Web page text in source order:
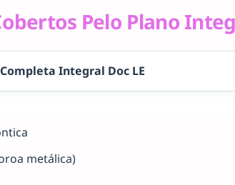
Pelo Plano
Integral Doc LE
metálica)